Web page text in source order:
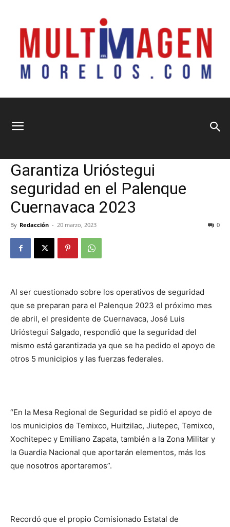
Morelos
Garantiza Urióstegui
seguridad en el Palenque
Cuernavaca 2023
By Redacción - 20 marzo, 2023 0
Al ser cuestionado sobre los operativos de seguridad
que se preparan para el Palenque 2023 el próximo mes
de abril, el presidente de Cuernavaca, José Luis
Urióstegui Salgado, respondió que la seguridad del
mismo está garantizada ya que se ha pedido el apoyo de
otros 5 municipios y las fuerzas federales.
“En la Mesa Regional de Seguridad se pidió el apoyo de
los municipios de Temixco, Huitzilac, Jiutepec, Temixco,
Xochitepec y Emiliano Zapata, también a la Zona Militar y
la Guardia Nacional que aportarán elementos, más los
que nosotros aportaremos”.
Recordó que el propio Comisionado Estatal de